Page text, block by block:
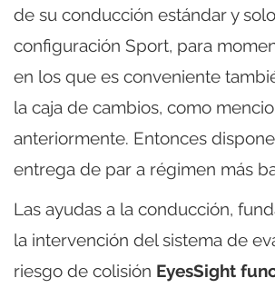
de su conducción estándar y
configuración Sport, para
en los que es conveniente
la caja de cambios, como
anteriormente. Entonces
entrega de par a régimen más
Las ayudas a la conducción,
la intervención del sistema de
riesgo de colisión EyesSight